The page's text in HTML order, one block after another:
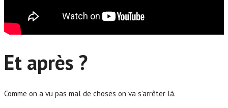
Et après ?
Comme on a vu pas mal de choses on va s’arrêter là.